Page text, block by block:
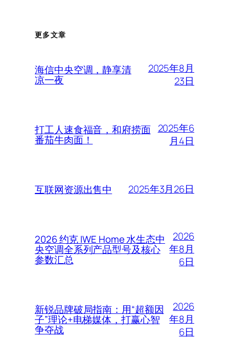
更多文章
海信中央空调，静享清
凉一夜
2025年8月
23日
打工人速食福音，和府捞面
番茄牛肉面！
2025年6
月4日
互联网资源出售中 2025年3月26日
2026 约克 IWE Home 水生态中
央空调全系列产品型号及核心
参数汇总
2026
年8月
6日
新锐品牌破局指南：用“超额因
子”理论+电梯媒体，打赢心智
争夺战
2026
年8月
6日